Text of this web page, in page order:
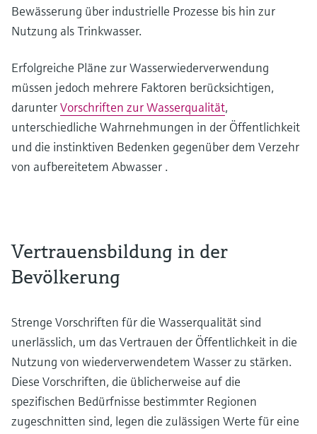
Bewässerung über industrielle Prozesse bis hin zur
Nutzung als Trinkwasser.
Erfolgreiche Pläne zur Wasserwiederverwendung
müssen jedoch mehrere Faktoren berücksichtigen,
darunterVorschriften zur Wasserqualität,
unterschiedliche Wahrnehmungen in der Öffentlichkeit
und die instinktiven Bedenken gegenüber dem Verzehr
von aufbereitetem Abwasser .
Vertrauensbildung in der
Bevölkerung
Strenge Vorschriften für die Wasserqualität sind
unerlässlich, um das Vertrauen der Öffentlichkeit in die
Nutzung von wiederverwendetem Wasser zu stärken.
Diese Vorschriften, die üblicherweise auf die
spezifischen Bedürfnisse bestimmter Regionen
zugeschnitten sind, legen die zulässigen Werte für eine